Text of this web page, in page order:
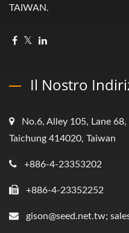
TAIWAN.
Il Nostro
No.6, Alley 105, Lane
Taichung 414020, Taiwan
+886-4-23353202
+886-4-23352252
gison@seed.net.tw;